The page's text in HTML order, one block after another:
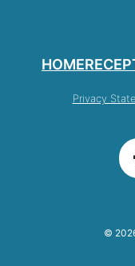
HOME
Privacy
©